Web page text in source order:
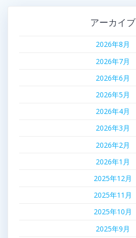
アーカイブ
2026年8月
2026年7月
2026年6月
2026年5月
2026年4月
2026年3月
2026年2月
2026年1月
2025年12月
2025年11月
2025年10月
2025年9月